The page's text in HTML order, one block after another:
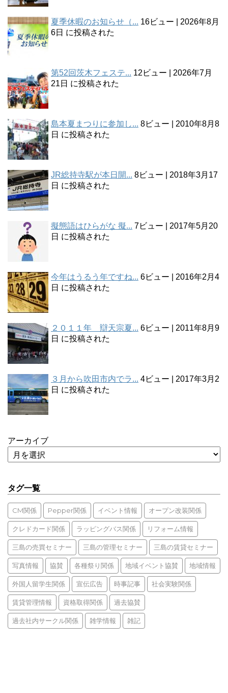
夏季休暇のお知らせ（... 16ビュー
2026年8月
6日 に投稿された
第52回茨木フェステ... 12ビュー
2026年7月
21日 に投稿された
島本夏まつりに参加し... 8ビュー
2010年8月8
日 に投稿された
JR総持寺駅が本日開... 8ビュー
2018年3月17
日 に投稿された
擬態語はひらがな 擬... 7ビュー
2017年5月20
日 に投稿された
今年はうるう年ですね... 6ビュー
2016年2月4
日 に投稿された
２０１１年 辯天宗夏... 6ビュー
2011年8月9
日 に投稿された
３月から吹田市内でラ... 4ビュー
2017年3月2
日 に投稿された
アーカイブ
タグ一覧
CM関係 Pepper関係 イベント情報 オープン改装関係
クレドカード関係 ラッピングバス関係 リフォーム情報
三島の売買セミナー 三島の管理セミナー 三島の賃貸セミナー
写真情報 協賛 各種祭り関係 地域イベント協賛 地域情報
外国人留学生関係 宣伝広告 時事記事 社会実験関係
賃貸管理情報 資格取得関係 過去協賛
過去社内サークル関係 雑学情報 雑記